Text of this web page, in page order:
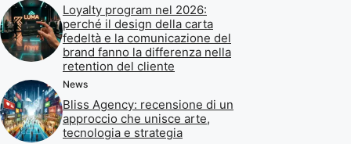
Loyalty program nel 2026:
perché il design della carta
fedeltà e la comunicazione del
brand fanno la differenza nella
retention del cliente
News
Bliss Agency: recensione di un
approccio che unisce arte,
tecnologia e strategia